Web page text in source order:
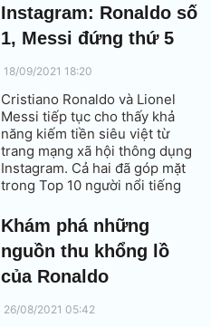
Instagram: Ronaldo số
1, Messi đứng thứ 5
18/09/2021 18:20
Cristiano Ronaldo và Lionel
Messi tiếp tục cho thấy khả
năng kiếm tiền siêu việt từ
trang mạng xã hội thông dụng
Instagram. Cả hai đã góp mặt
trong Top 10 người nổi tiếng
Instagram với vị trí số 1 thuộc
về CR7, trong khi đó Messi
đứng thứ 5.
Khám phá những
nguồn thu khổng lồ
của Ronaldo
26/08/2021 05:42